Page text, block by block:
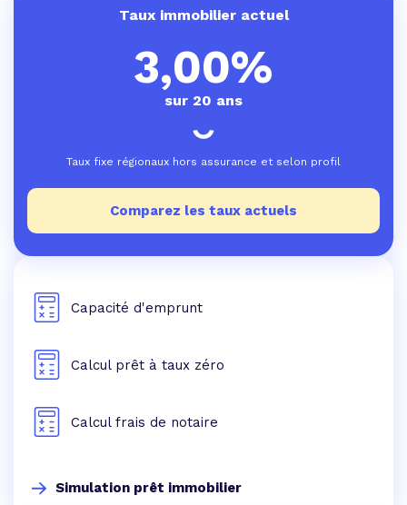
Taux immobilier actuel
3,00%
sur 20 ans
Taux fixe régionaux hors assurance et selon profil
Comparez les taux actuels
Capacité d'emprunt
Calcul prêt à taux zéro
Calcul frais de notaire
Simulation prêt immobilier